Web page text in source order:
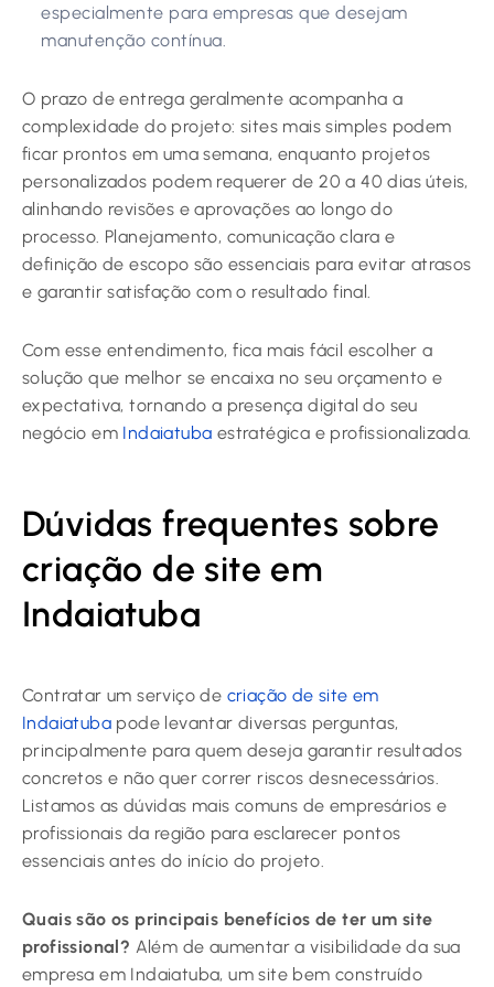
especialmente para empresas que desejam
manutenção contínua.
O prazo de entrega geralmente acompanha a
complexidade do projeto: sites mais simples podem
ficar prontos em uma semana, enquanto projetos
personalizados podem requerer de 20 a 40 dias úteis,
alinhando revisões e aprovações ao longo do
processo. Planejamento, comunicação clara e
definição de escopo são essenciais para evitar atrasos
e garantir satisfação com o resultado final.
Com esse entendimento, fica mais fácil escolher a
solução que melhor se encaixa no seu orçamento e
expectativa, tornando a presença digital do seu
negócio em Indaiatuba estratégica e profissionalizada.
Dúvidas frequentes sobre
criação de site em
Indaiatuba
Contratar um serviço de criação de site em
Indaiatuba pode levantar diversas perguntas,
principalmente para quem deseja garantir resultados
concretos e não quer correr riscos desnecessários.
Listamos as dúvidas mais comuns de empresários e
profissionais da região para esclarecer pontos
essenciais antes do início do projeto.
Quais são os principais benefícios de ter um site
profissional? Além de aumentar a visibilidade da sua
empresa em Indaiatuba, um site bem construído